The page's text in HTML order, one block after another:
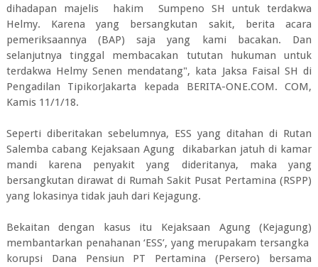
dihadapan majelis hakim Sumpeno SH untuk terdakwa
Helmy. Karena yang bersangkutan sakit, berita acara
pemeriksaannya (BAP) saja yang kami bacakan. Dan
selanjutnya tinggal membacakan tututan hukuman untuk
terdakwa Helmy Senen mendatang", kata Jaksa Faisal SH di
Pengadilan TipikorJakarta kepada BERITA-ONE.COM. COM,
Kamis 11/1/18.
Seperti diberitakan sebelumnya, ESS yang ditahan di Rutan
Salemba cabang Kejaksaan Agung dikabarkan jatuh di kamar
mandi karena penyakit yang dideritanya, maka yang
bersangkutan dirawat di Rumah Sakit Pusat Pertamina (RSPP)
yang lokasinya tidak jauh dari Kejagung.
Bekaitan dengan kasus itu Kejaksaan Agung (Kejagung)
membantarkan penahanan ‘ESS’, yang merupakam tersangka
korupsi Dana Pensiun PT Pertamina (Persero) bersama